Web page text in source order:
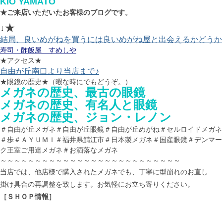
★ご来店いただいたお客様のブログです。
↓★
結局、良いめがねを買うには良いめがね屋と出会えるかどうか
寿司・酢飯屋 すめしや
★アクセス★
自由が丘南口より当店まで♪
★眼鏡の歴史★（暇な時にでもどうぞ。）
メガネの歴史、最古の眼鏡
メガネの歴史、有名人と眼鏡
メガネの歴史、ジョン・レノン
＃自由が丘メガネ＃自由が丘眼鏡＃自由が丘めがね＃セルロイドメガネ
＃歩＃ＡＹＵＭＩ＃福井県鯖江市＃日本製メガネ＃国産眼鏡＃デンマー
ク王室ご用達メガネ＃お洒落なメガネ
～～～～～～～～～～～～～～～～～～～～～～～～～～
当店では、他店様で購入されたメガネでも、丁寧に型崩れのお直し
掛け具合の再調整を致します。お気軽にお立ち寄りください。
［ＳＨＯＰ情報］